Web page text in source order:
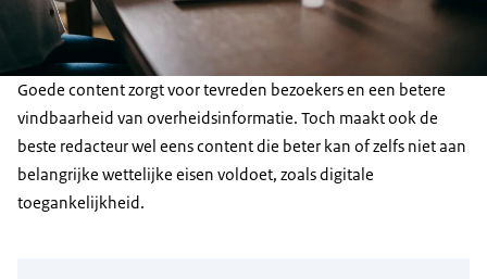
Goede content zorgt voor tevreden bezoekers en een betere
vindbaarheid van overheidsinformatie. Toch maakt ook de
beste redacteur wel eens content die beter kan of zelfs niet aan
belangrijke wettelijke eisen voldoet, zoals digitale
toegankelijkheid.